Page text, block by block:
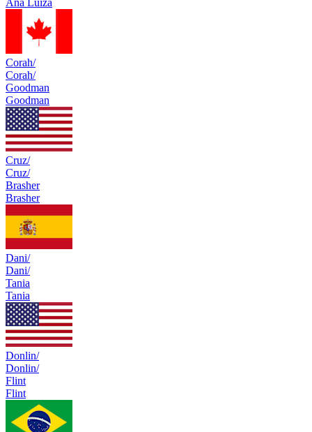
Ana Luiza
Corah/
Corah/
Goodman
Goodman
Cruz/
Cruz/
Brasher
Brasher
Dani/
Dani/
Tania
Tania
Donlin/
Donlin/
Flint
Flint